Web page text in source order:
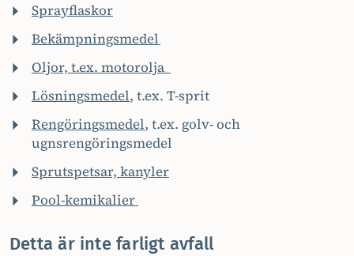
Sprayflaskor
Bekämpningsmedel
Oljor, t.ex. motorolja
Lösningsmedel, t.ex. T-sprit
Rengöringsmedel, t.ex. golv- och
ugnsrengöringsmedel
Sprutspetsar, kanyler
Pool-kemikalier
Detta är inte farligt avfall